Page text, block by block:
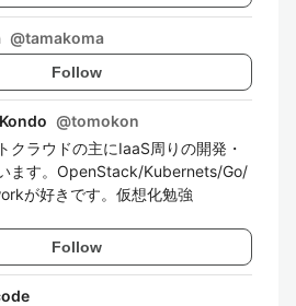
@tamakoma
Follow
@tomokon
クラウドの主にIaaS周りの開発・
ます。OpenStack/Kubernets/Go/
が好きです。仮想化勉強
Follow